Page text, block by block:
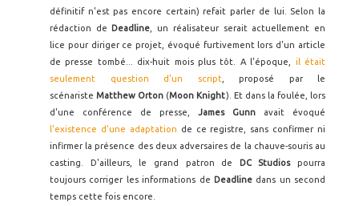
définitif n'est pas encore certain) refait parler de lui. Selon la
rédaction de Deadline , un réalisateur serait actuellement en
lice pour diriger ce projet, évoqué furtivement lors d'un article
de presse tombé... dix-huit mois plus tôt. A l'époque, il était
seulement question d'un script, proposé par le
scénaristeMatthew Orton (Moon Knight). Et dans la foulée, lors
d'une conférence de presse, James Gunn avait évoqué
l'existence d'une adaptation de ce registre, sans confirmer ni
infirmer la présence des deux adversaires de la chauve-souris au
casting. D'ailleurs, le grand patron de
DC Studiospourra
toujours corriger les informations de Deadlinedans un second
temps cette fois encore.